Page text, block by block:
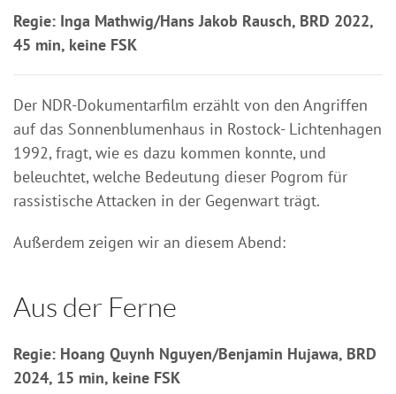
Regie: Inga Mathwig/Hans Jakob Rausch, BRD 2022,
45 min, keine FSK
Der NDR-Dokumentarfilm erzählt von den Angriffen
auf das Sonnenblumenhaus in Rostock- Lichtenhagen
1992, fragt, wie es dazu kommen konnte, und
beleuchtet, welche Bedeutung dieser Pogrom für
rassistische Attacken in der Gegenwart trägt.
Außerdem zeigen wir an diesem Abend:
Aus der Ferne
Regie: Hoang Quynh Nguyen/Benjamin Hujawa, BRD
2024, 15 min, keine FSK